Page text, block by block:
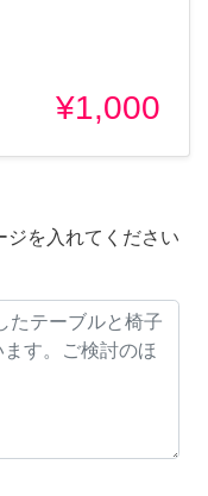
¥1,000
ジを入れてください